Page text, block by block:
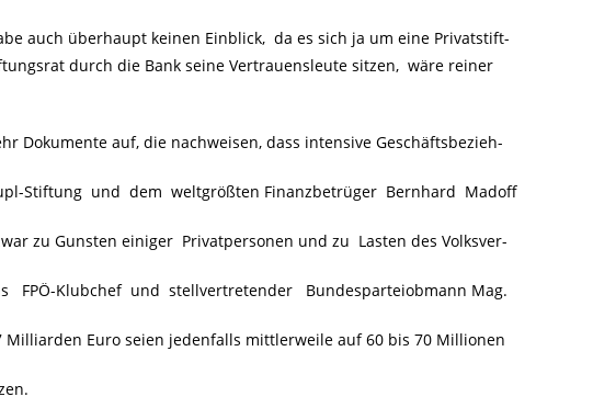
auch überhaupt keinen Einblick, da es sich ja um eine Privatstift-
durch die Bank seine Vertrauensleute sitzen, wäre reiner
Dokumente auf, die nachweisen, dass intensive Geschäftsbezieh-
Stiftung und dem weltgrößten Finanzbetrüger Bernhard Madoff
zu Gunsten einiger Privatpersonen und zu Lasten des Volksver-
FPÖ-Klubchef und stellvertretender Bundesparteiobmann Mag.
Euro seien jedenfalls mittlerweile auf 60 bis 70 Millionen